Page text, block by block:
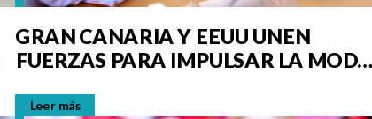
GRAN CANARIA Y EEUU UNEN
FUERZAS PARA IMPULSAR LA MODA
Leer más